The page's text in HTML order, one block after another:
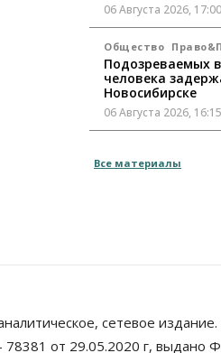
06 Августа 2026, 17:00
Общество
Подозреваемых
человека
Новосибирске
06 Августа 2026, 16:15
Пенсионеры
Власть
Все материалы
сетевое издание.
от 29.05.2020 г, выдано